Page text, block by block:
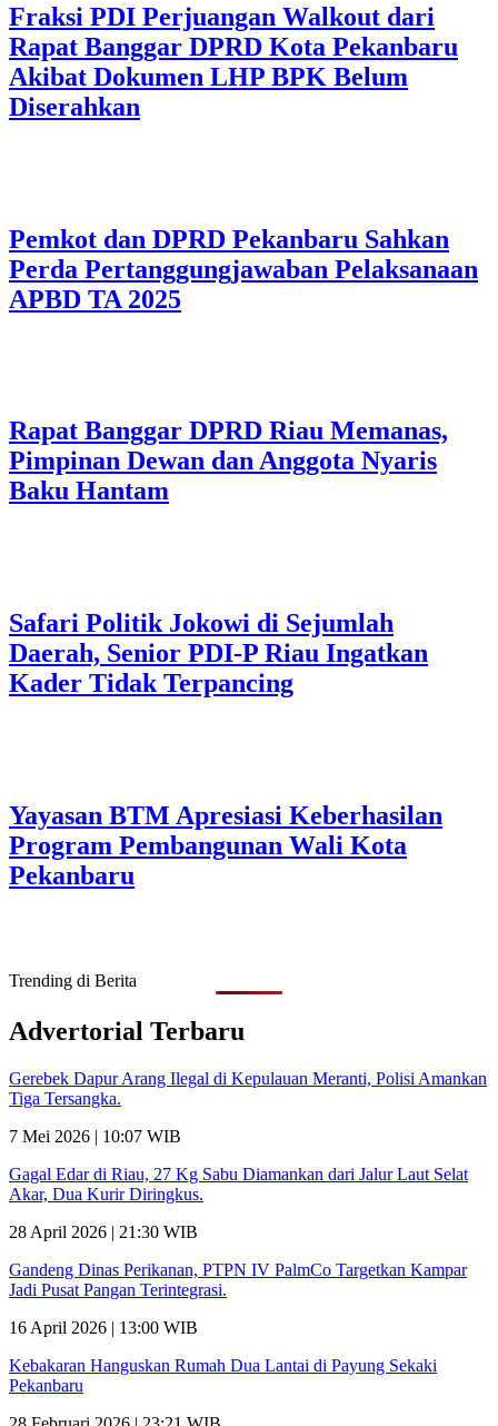
Fraksi PDI Perjuangan Walkout dari
Rapat Banggar DPRD Kota Pekanbaru
Akibat Dokumen LHP BPK Belum
Diserahkan
Pemkot dan DPRD Pekanbaru Sahkan
Perda Pertanggungjawaban Pelaksanaan
APBD TA 2025
Rapat Banggar DPRD Riau Memanas,
Pimpinan Dewan dan Anggota Nyaris
Baku Hantam
Safari Politik Jokowi di Sejumlah
Daerah, Senior PDI-P Riau Ingatkan
Kader Tidak Terpancing
Yayasan BTM Apresiasi Keberhasilan
Program Pembangunan Wali Kota
Pekanbaru
Trending di Berita
Advertorial Terbaru
Gerebek Dapur Arang Ilegal di Kepulauan Meranti, Polisi Amankan
Tiga Tersangka.
7 Mei 2026 | 10:07 WIB
Gagal Edar di Riau, 27 Kg Sabu Diamankan dari Jalur Laut Selat
Akar, Dua Kurir Diringkus.
28 April 2026 | 21:30 WIB
Gandeng Dinas Perikanan, PTPN IV PalmCo Targetkan Kampar
Jadi Pusat Pangan Terintegrasi.
16 April 2026 | 13:00 WIB
Kebakaran Hanguskan Rumah Dua Lantai di Payung Sekaki
Pekanbaru